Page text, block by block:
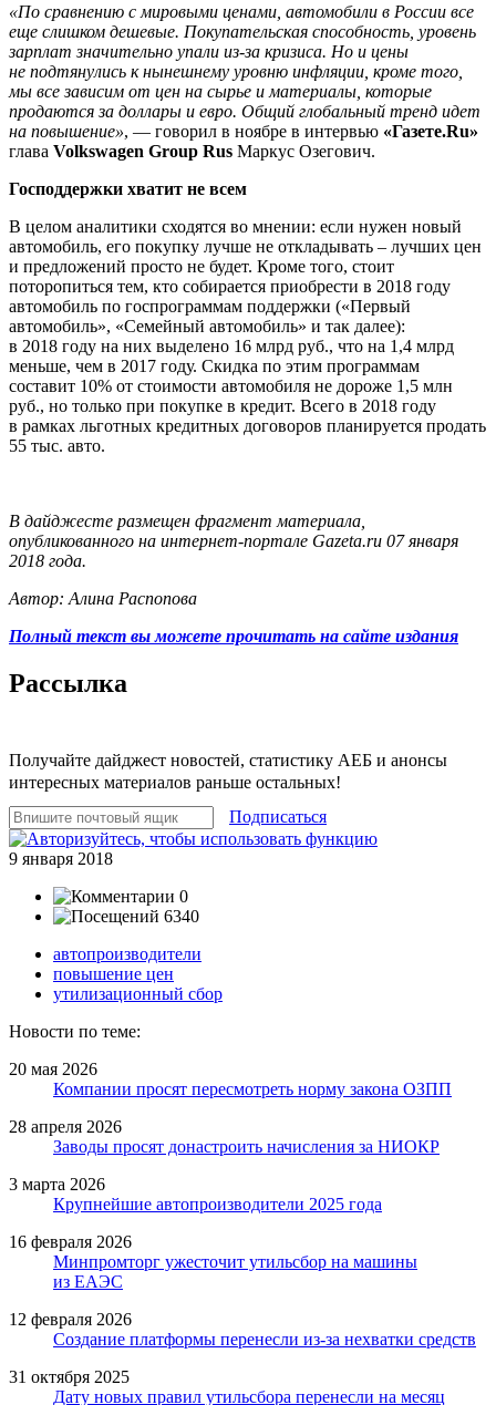
«По сравнению с мировыми ценами, автомобили в России все
еще слишком дешевые. Покупательская способность, уровень
зарплат значительно упали из-за кризиса. Но и цены
не подтянулись к нынешнему уровню инфляции, кроме того,
мы все зависим от цен на сырье и материалы, которые
продаются за доллары и евро. Общий глобальный тренд идет
на повышение», — говорил в ноябре в интервью «Газете.Ru»
глава Volkswagen Group Rus Маркус Озегович.
Господдержки хватит не всем
В целом аналитики сходятся во мнении: если нужен новый
автомобиль, его покупку лучше не откладывать – лучших цен
и предложений просто не будет. Кроме того, стоит
поторопиться тем, кто собирается приобрести в 2018 году
автомобиль по госпрограммам поддержки («Первый
автомобиль», «Семейный автомобиль» и так далее):
в 2018 году на них выделено 16 млрд руб., что на 1,4 млрд
меньше, чем в 2017 году. Скидка по этим программам
составит 10% от стоимости автомобиля не дороже 1,5 млн
руб., но только при покупке в кредит. Всего в 2018 году
в рамках льготных кредитных договоров планируется продать
55 тыс. авто.
В дайджесте размещен фрагмент материала,
опубликованного на интернет-портале Gazeta.ru 07 января
2018 года.
Автор: Алина Распопова
Полный текст вы можете прочитать на сайте издания
Рассылка
Получайте дайджест новостей, статистику АЕБ и анонсы
интересных материалов раньше остальных!
Подписаться
9 января 2018
0
6340
автопроизводители
повышение цен
утилизационный сбор
Новости по теме:
20 мая 2026
Компании просят пересмотреть норму закона ОЗПП
28 апреля 2026
Заводы просят донастроить начисления за НИОКР
3 марта 2026
Крупнейшие автопроизводители 2025 года
16 февраля 2026
Минпромторг ужесточит утильсбор на машины
из ЕАЭС
12 февраля 2026
Создание платформы перенесли из-за нехватки средств
31 октября 2025
Дату новых правил утильсбора перенесли на месяц